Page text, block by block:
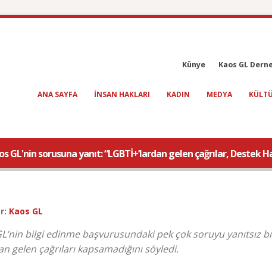
Künye Kaos GL
ANA SAYFA INSAN HAKLARI KADIN MEDYA
GL'nin sorusuna yanıt: “LGBTİ+’lardan gelen çağrılar, Destek
Kaos GL
bilgi edinme başvurusundaki pek çok soruyu yanıtsız
gelen çağrıları kapsamadığını söyledi.